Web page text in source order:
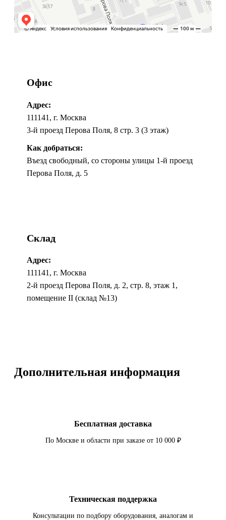
Офис
Адрес:
111141, г. Москва
3-й проезд Перова Поля, 8 стр. 3 (3 этаж)
Как добраться:
Въезд свободный, со стороны улицы 1-й проезд
Перова Поля, д. 5
Склад
Адрес:
111141, г. Москва
2-й проезд Перова Поля, д. 2, стр. 8, этаж 1,
помещение II (склад №13)
Дополнительная информация
Бесплатная доставка
По Москве и области при заказе от 10 000 ₽
Техническая поддержка
Консультации по подбору оборудования, аналогам и